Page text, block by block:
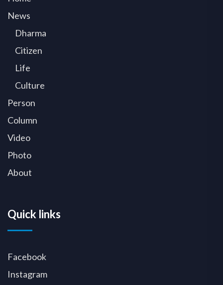
News
Dharma
Citizen
Life
Culture
Person
Column
Video
Photo
About
Quick links
Facebook
Instagram